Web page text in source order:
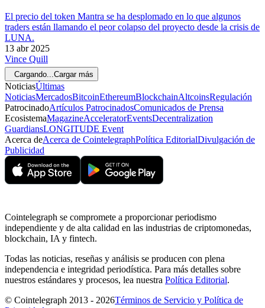
El precio del token Mantra se ha desplomado en lo que algunos
traders están llamando el peor colapso del proyecto desde la crisis de
LUNA.
13 abr 2025
Vince Quill
Cargando... Cargar más
NoticiasÚltimas
NoticiasMercadosBitcoinEthereumBlockchainAltcoinsRegulación
PatrocinadoArtículos PatrocinadosComunicados de Prensa
EcosistemaMagazineAcceleratorEventsDecentralization
GuardiansLONGITUDE Event
Acerca deAcerca de CointelegraphPolítica EditorialDivulgación de
Publicidad
Cointelegraph se compromete a proporcionar periodismo
independiente y de alta calidad en las industrias de criptomonedas,
blockchain, IA y fintech.
Todas las noticias, reseñas y análisis se producen con plena
independencia e integridad periodística. Para más detalles sobre
nuestros estándares y procesos, lea nuestra Política Editorial.
© Cointelegraph 2013 - 2026Términos de Servicio y Política de